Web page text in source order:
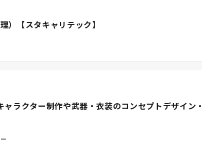
）【スタキャリテック】
ラクター制作や武器・衣装のコンセプトデザイン